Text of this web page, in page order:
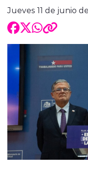
Jueves 11 de junio